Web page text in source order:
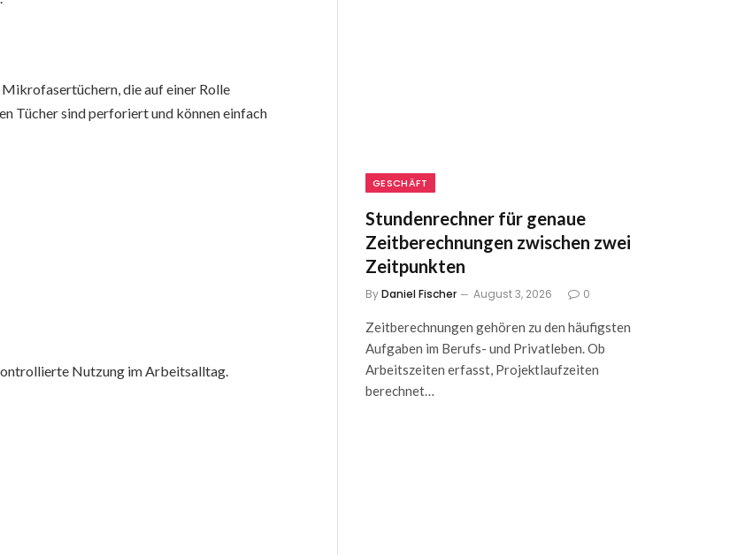
die auf einer Rolle
Tücher sind perforiert und können einfach
Nutzung im Arbeitsalltag.
GESCHÄFT
Stundenrechner für genaue
Zeitberechnungen zwischen zwei
Zeitpunkten
ByDaniel Fischer August 3, 2026 0
Zeitberechnungen gehören zu den häufigsten
Aufgaben im Berufs- und Privatleben. Ob
Arbeitszeiten erfasst, Projektlaufzeiten
berechnet…